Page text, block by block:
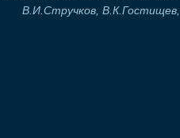
В.И.Стручков, В.К.Гостищев,